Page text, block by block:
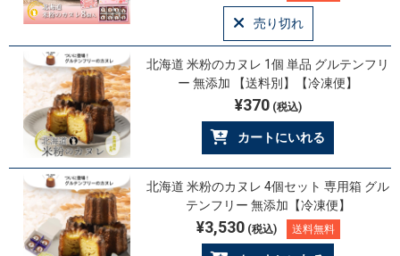
売り切れ
北海道 米粉のカヌレ 1個 単品 グルテンフリ
ー 無添加 【送料別】【冷凍便】
¥370(税込)
カートにいれる
北海道 米粉のカヌレ 4個セット 専用箱 グル
テンフリー 無添加【冷凍便】
¥3,530(税込) 送料無料